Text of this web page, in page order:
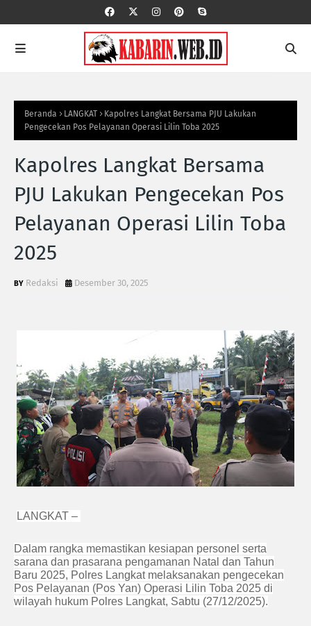
Beranda LANGKAT
Kapolres Langkat Bersama PJU Lakukan
Pengecekan Pos Pelayanan Operasi Lilin Toba 2025
Kapolres Langkat Bersama
PJU Lakukan Pengecekan Pos
Pelayanan Operasi Lilin Toba
2025
Redaksi Desember 30, 2025
LANGKAT –
Dalam rangka memastikan kesiapan personel serta
sarana dan prasarana pengamanan Natal dan Tahun
Baru 2025, Polres Langkat melaksanakan pengecekan
Pos Pelayanan (Pos Yan) Operasi Lilin Toba 2025 di
wilayah hukum Polres Langkat, Sabtu (27/12/2025).